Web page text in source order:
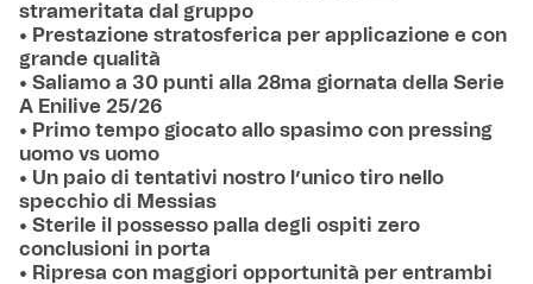
strameritata dal gruppo
• Prestazione stratosferica per applicazione e con
grande qualità
• Saliamo a 30 punti alla 28ma giornata della Serie
A Enilive 25/26
• Primo tempo giocato allo spasimo con pressing
uomo vs uomo
• Un paio di tentativi nostro l’unico tiro nello
specchio di Messias
• Sterile il possesso palla degli ospiti zero
conclusioni in porta
• Ripresa con maggiori opportunità per entrambi